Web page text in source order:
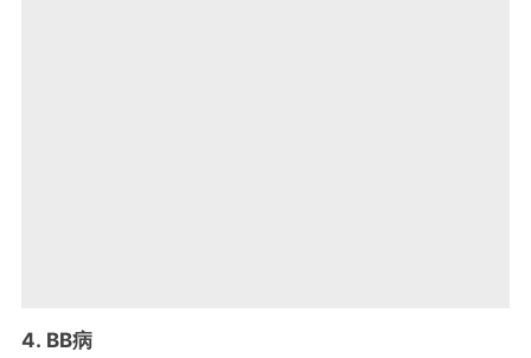
4. BB病